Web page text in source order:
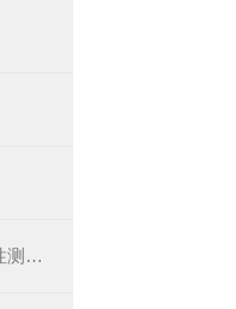
润滑油·柴油汽油氧化安定性测定仪